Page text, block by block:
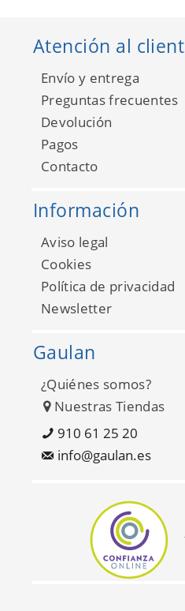
Equinox AN87523
Equinox AN87524
Atención al
Envío y entrega
Preguntas frecuentes
Devolución
Pagos
Contacto
Información
Aviso legal
Cookies
Política de privacidad
Newsletter
Gaulan
¿Quiénes somos?
Nuestras Tiendas
910 61 25 20
info@gaulan.es